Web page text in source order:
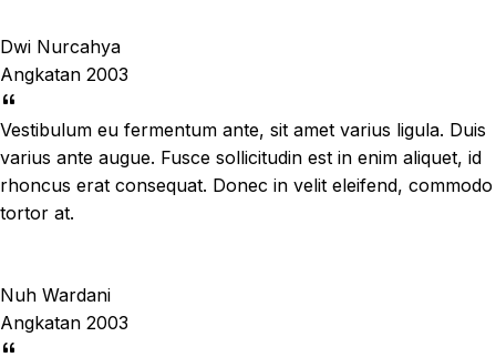
Dwi Nurcahya
Angkatan 2003
Vestibulum eu fermentum ante, sit amet varius ligula. Duis
varius ante augue. Fusce sollicitudin est in enim aliquet, id
rhoncus erat consequat. Donec in velit eleifend, commodo
tortor at.
Nuh Wardani
Angkatan 2003